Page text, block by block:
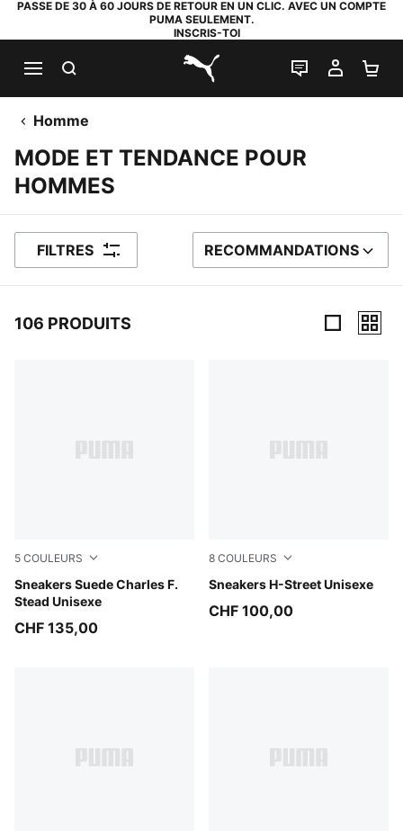
PASSE DE 30 À 60 JOURS DE RETOUR EN UN CLIC. AVEC UN COMPTE
PUMA SEULEMENT.
INSCRIS-TOI
PUMA.com
LIVE CHAT
MON
Homme
MODE ET TENDANCE POUR
HOMMES
FILTRES TRIER PAR
RECOMMANDATIONS
106 PRODUITS
5 COULEURS
Sneakers Suede Charles F.
Stead Unisexe
Pineapple Ice-Frosted Ivory
CHF 135,00
8 COULEURS
Sneakers H-Street Unisexe
PUMA Black-Pelé Yellow
CHF 100,00